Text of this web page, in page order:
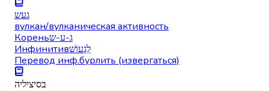
געש
вулкан/вулканическая активность
Кореньג-ע-ש
Инфинитивלִגְעוֹשׁ
Перевод инф.бурлить (извергаться)
בסיציליה